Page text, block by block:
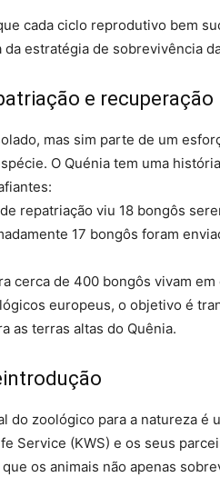
cada ciclo reprodutivo bem
estratégia de sobrevivência
e recuperação
mas sim parte de um
O Quénia tem uma
repatriação viu 18 bongôs
17 bongôs foram
cerca de 400 bongôs vivam
europeus, o objetivo é
as terras altas do Quênia.
do zoológico para a natureza é
Service (KWS) e os seus
os animais não apenas